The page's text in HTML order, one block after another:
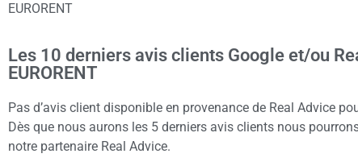
EURORENT
Les 10 derniers avis clients Google et/ou
EURORENT
Pas d’avis client disponible en provenance de Real Advice
Dès que nous aurons les 5 derniers avis clients nous
notre partenaire Real Advice.